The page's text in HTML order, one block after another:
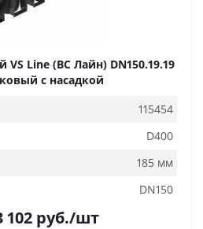
Line (ВС Лайн) DN150.19.19
с насадкой
115454
D400
185 мм
DN150
102руб./шт